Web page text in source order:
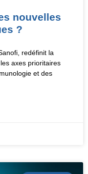
nouvelles
?
redéfinit la
axes prioritaires
et des